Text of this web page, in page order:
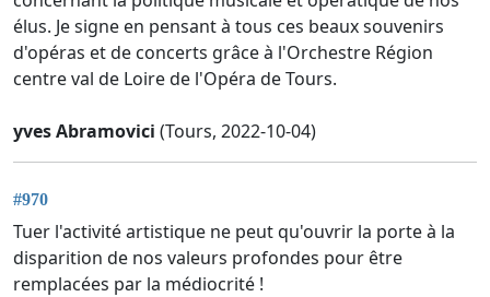
élus. Je signe en pensant à tous ces beaux souvenirs
d'opéras et de concerts grâce à l'Orchestre Région
centre val de Loire de l'Opéra de Tours.
yves Abramovici (Tours, 2022-10-04)
#970
Tuer l'activité artistique ne peut qu'ouvrir la porte à la
disparition de nos valeurs profondes pour être
remplacées par la médiocrité !